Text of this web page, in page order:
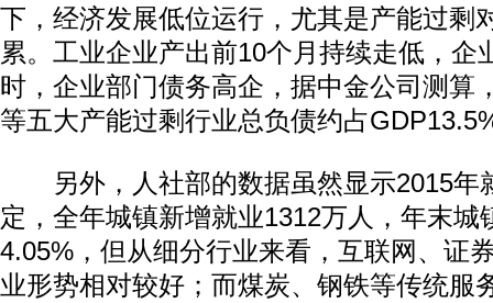
下，经济发展低位运行，尤其是产能过剩
累。工业企业产出前10个月持续走低，企
时，企业部门债务高企，据中金公司测算
等五大产能过剩行业总负债约占
另外，人社部的数据虽然显示2015年
定，全年城镇新增就业1312万人，年末城
4.05%，但从细分行业来看，互联网、证
业形势相对较好；而煤炭、钢铁等传统服